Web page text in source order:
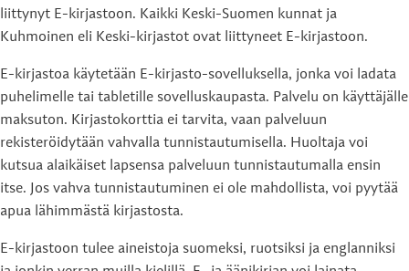
liittynyt E-kirjastoon. Kaikki Keski-Suomen kunnat ja
Kuhmoinen eli Keski-kirjastot ovat liittyneet E-kirjastoon.
E-kirjastoa käytetään E-kirjasto-sovelluksella, jonka voi ladata
puhelimelle tai tabletille sovelluskaupasta. Palvelu on käyttäjälle
maksuton. Kirjastokorttia ei tarvita, vaan palveluun
rekisteröidytään vahvalla tunnistautumisella. Huoltaja voi
kutsua alaikäiset lapsensa palveluun tunnistautumalla ensin
itse. Jos vahva tunnistautuminen ei ole mahdollista, voi pyytää
apua lähimmästä kirjastosta.
E-kirjastoon tulee aineistoja suomeksi, ruotsiksi ja englanniksi